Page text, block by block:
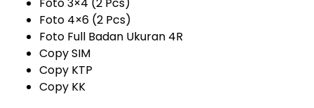
Foto 4×6 (2 Pcs)
Foto Full Badan Ukuran 4R
Copy SIM
Copy KTP
Copy KK